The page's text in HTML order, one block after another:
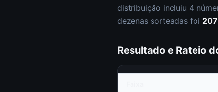
distribuição incluiu 4
dezenas sorteadas foi 207
Resultado e Rateio